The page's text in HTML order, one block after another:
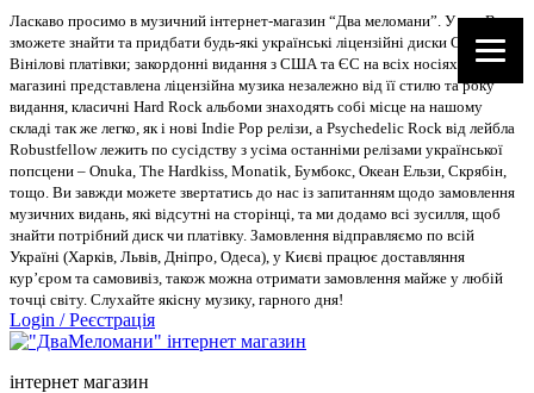
Ласкаво просимо в музичний інтернет-магазин “Два меломани”. У нас Ви
зможете знайти та придбати будь-які українські ліцензійні диски CD, DVD,
Вінілові платівки; закордонні видання з США та ЄС на всіх носіях. В
магазині представлена ліцензійна музика незалежно від її стилю та року
видання, класичні Hard Rock альбоми знаходять собі місце на нашому
складі так же легко, як і нові Indie Pop релізи, а Psychedelic Rock від лейбла
Robustfellow лежить по сусідству з усіма останніми релізами української
попсцени – Onuka, The Hardkiss, Monatik, Бумбокс, Океан Ельзи, Скрябін,
тощо. Ви завжди можете звертатись до нас із запитанням щодо замовлення
музичних видань, які відсутні на сторінці, та ми додамо всі зусилля, щоб
знайти потрібний диск чи платівку. Замовлення відправляємо по всій
Україні (Харків, Львів, Дніпро, Одеса), у Києві працює доставляння
кур’єром та самовивіз, також можна отримати замовлення майже у любій
точці світу. Слухайте якісну музику, гарного дня!
Login /Реєстрація
інтернет магазин